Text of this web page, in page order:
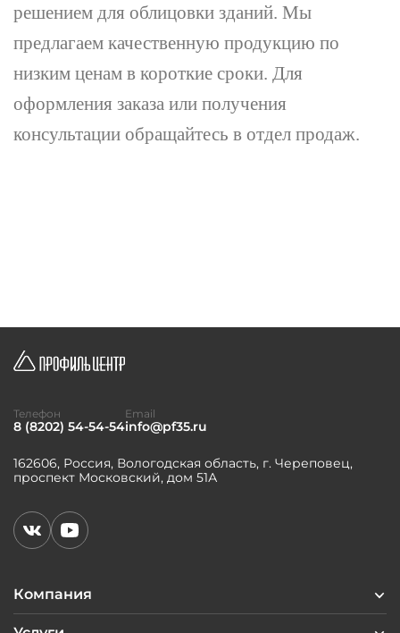
решением для облицовки зданий. Мы
предлагаем качественную продукцию по
низким ценам в короткие сроки. Для
оформления заказа или получения
консультации обращайтесь в отдел продаж.
Компания
162606, Россия, Вологодская область, г. Череповец,
проспект Московский, дом 51А
Телефон
8 (8202) 54-54-54
Email
info@pf35.ru